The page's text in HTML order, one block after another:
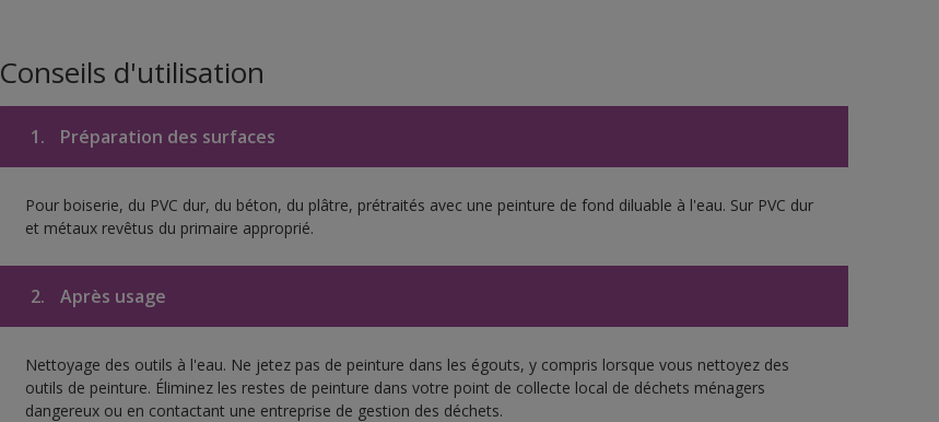
Conseils d'utilisation
1. Préparation des surfaces
Pour boiserie, du PVC dur, du béton, du plâtre, prétraités avec une peinture de fond diluable à l'eau. Sur PVC dur
et métaux revêtus du primaire approprié.
2. Après usage
Nettoyage des outils à l'eau. Ne jetez pas de peinture dans les égouts, y compris lorsque vous nettoyez des
outils de peinture. Éliminez les restes de peinture dans votre point de collecte local de déchets ménagers
dangereux ou en contactant une entreprise de gestion des déchets.